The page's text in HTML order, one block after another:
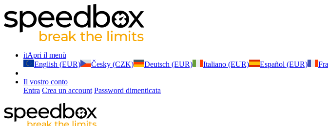
itApri il menù
English (EUR)
Česky (CZK) Deutsch (EUR) Italiano (EUR) Español (EUR)
Il vostro conto
Entra Crea un account Password dimenticata